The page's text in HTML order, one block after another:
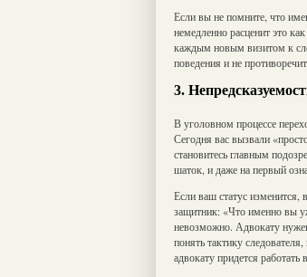
Если вы не помните, что
немедленно расценит это
каждым новым визитом к
поведения и не
3.
В уголовном процессе
Сегодня вас вызвали
становитесь главным
шаток, и даже на первый
Если ваш статус изменится,
защитник: «Что именно вы
невозможно. Адвокату
понять тактику
адвокату придется